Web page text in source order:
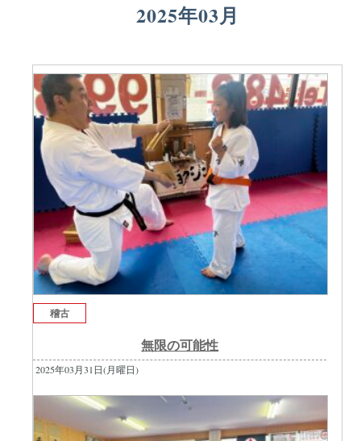
2025年03月
稽古
無限の可能性
2025年03月31日(月曜日)